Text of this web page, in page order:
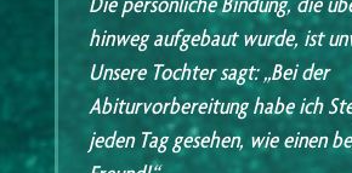
hinweg aufgebaut wurde, ist
Unsere Tochter sagt: „Bei der
Abiturvorbereitung habe ich
jeden Tag gesehen, wie einen